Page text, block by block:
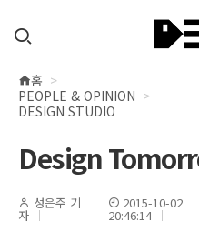
현
재
치
홈
PEOPLE & OPINION
DESIGN STUDIO
Design
성은주 기
자
2015-10-02
20:46:14